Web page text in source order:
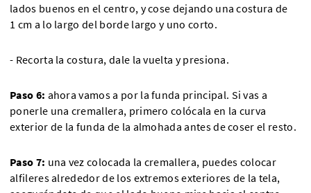
lados buenos en el centro, y cose dejando una costura de
1 cm a lo largo del borde largo y uno corto.
- Recorta la costura, dale la vuelta y presiona.
Paso 6: ahora vamos a por la funda principal. Si vas a
ponerle una cremallera, primero colócala en la curva
exterior de la funda de la almohada antes de coser el resto.
Paso 7: una vez colocada la cremallera, puedes colocar
alfileres alrededor de los extremos exteriores de la tela,